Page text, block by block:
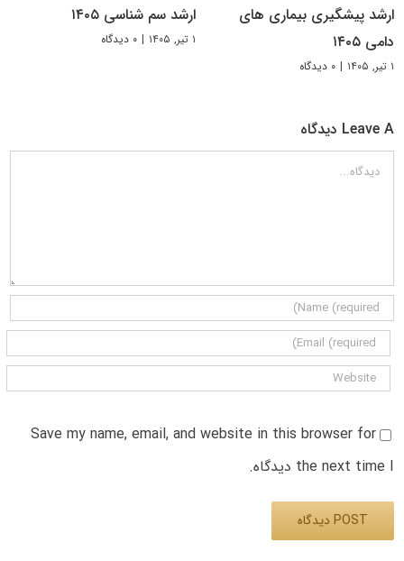
ارشد پیشگیری بیماری های
دامی ۱۴۰۵
۱ تیر, ۱۴۰۵ | ۰ دیدگاه
ارشد سم شناسی ۱۴۰۵
۱ تیر, ۱۴۰۵ | ۰ دیدگاه
Leave A دیدگاه
دیدگاه
Save my name, email, and website in this browser for
the next time I دیدگاه.